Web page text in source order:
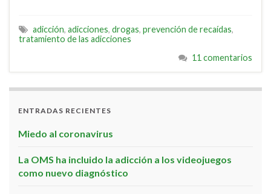
adicción, adicciones, drogas, prevención de recaídas,
tratamiento de las adicciones
11 comentarios
ENTRADAS RECIENTES
Miedo al coronavirus
La OMS ha incluido la adicción a los videojuegos
como nuevo diagnóstico